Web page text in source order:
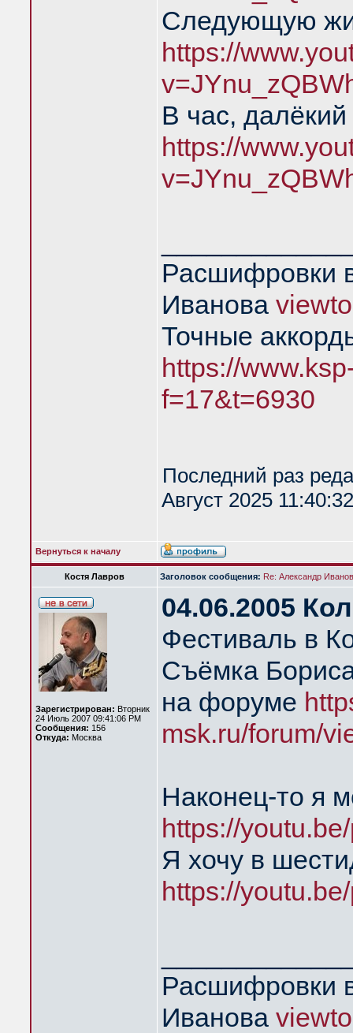
Следующую
https://
В час, далёкий
https://
Расшифровки
Иванова
Точные
https://
f=17&t=6930
Последний раз
Август 2025
Вернуться к началу
Костя Лавров Заголовок сообщения: Re: Александр
Зарегистрирован: Вторник
24 Июль 2007 09:41:06 PM
Сообщения: 156
Откуда: Москва
04.06.2005
Фестиваль в
Съёмка
на форуме
msk.ru/forum/
Наконец-то я
https://
Я хочу в
https://
Расшифровки
Иванова